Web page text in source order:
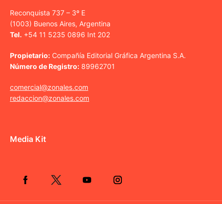
Reconquista 737 – 3º E
(1003) Buenos Aires, Argentina
Tel. +54 11 5235 0896 Int 202
Propietario: Compañía Editorial Gráfica Argentina S.A.
Número de Registro: 89962701
comercial@zonales.com
redaccion@zonales.com
Media Kit